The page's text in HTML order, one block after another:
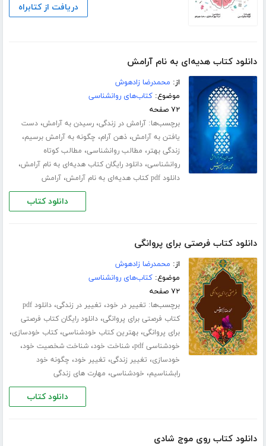
دریافت از کتابراه
دانلود کتاب هدیه‌ای به نام آرامش
از: محمدرضا زادهوش
موضوع:کتاب‌های روانشناسی
۷۲ صفحه
برچسب‌ها:آرامش در زندگی،رسیدن به آرامش،دست
یافتن به آرامش،ذهن آرام، چگونه به آرامش برسیم،
زندگی بهتر، مطالب روانشناسی، مطالب کوتاه
روانشناسی،دانلود رایگان کتاب هدیه‌ای به نام آرامش،
دانلود pdf کتاب هدیه‌ای به نام آرامش ،آرامش
دانلود کتاب
دانلود کتاب فرصتی برای پروانگی
از: محمدرضا زادهوش
موضوع:کتاب‌های روانشناسی
۷۲ صفحه
برچسب‌ها: تغییر در خود، تغییر در زندگی،
دانلود pdf
کتاب فرصتی برای پروانگی،دانلود رایگان کتاب فرصتی
برای پروانگی،بهترین کتاب خودشناسی،کتاب خودسازی،
خودشناسی pdf ،شناخت خود،شناخت شخصیت خود،
خودسازی، تغییر زندگی، تغییر خود، چگونه خود
رابشناسیم، خودشناسی، مهارت های زندگی
دانلود کتاب
دانلود کتاب روی موج شادی